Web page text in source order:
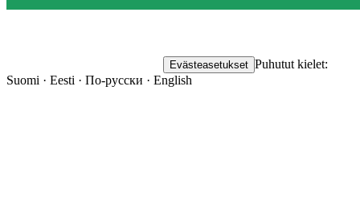
Evästeasetukset Puhutut kielet:
Suomi · Eesti · По-русски · English